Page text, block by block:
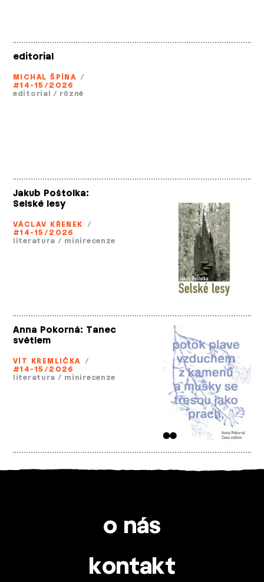
editorial
MICHAL ŠPÍNA /
#14-15/2026
editorial / různé
Jakub Poštolka:
Selské lesy
VÁCLAV KŘENEK /
#14-15/2026
literatura / minirecenze
Anna Pokorná: Tanec
světlem
VÍT KREMLIČKA /
#14-15/2026
literatura / minirecenze
o nás
kontakt